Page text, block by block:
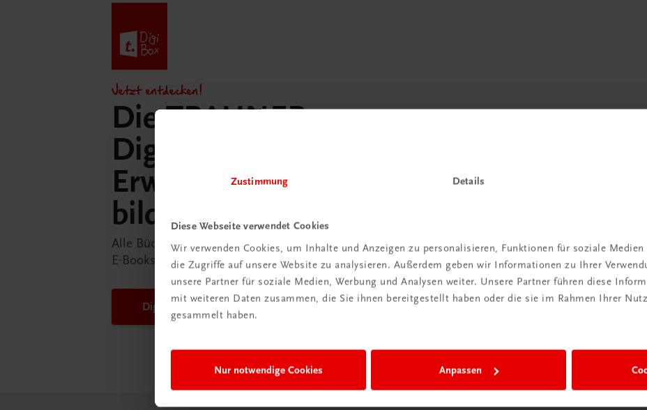
Zustimmung Details
Diese Webseite verwendet Cookies
Wir verwenden Cookies, um Inhalte und Anzeigen zu personalisieren, Funktionen für soziale
die Zugriffe auf unsere Website zu analysieren. Außerdem geben wir Informationen zu Ihrer
unsere Partner für soziale Medien, Werbung und Analysen weiter. Unsere Partner führen diese
mit weiteren Daten zusammen, die Sie ihnen bereitgestellt haben oder die sie im Rahmen Ihrer
gesammelt haben.
Nur notwendige Cookies Anpassen
Jetzt entdecken!
Die TRAUNER-
DigiBox für die
Erwachsenen­
bildung
Alle Bücher und Lösungshefte unserer Reihen als
E-Books nutzen. Für Trainer/innen und Lernende.
DigiBox für Erwachsenen­bildung